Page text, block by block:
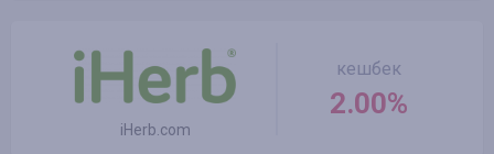
iHerb.com
кешбек
2.00%